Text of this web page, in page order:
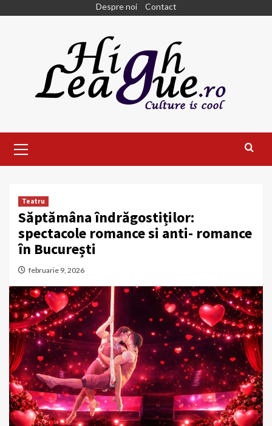
Despre noi Contact
Menu
Teatru
Săptămâna îndrăgostiților:
spectacole romance si anti- romance
în București
februarie 9, 2026